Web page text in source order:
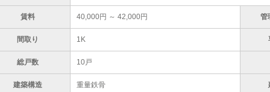
賃料 40,000円 ～ 42,000円 管
間取り 1K
総戸数 10戸
建築構造 重量鉄骨